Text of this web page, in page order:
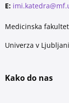
E:
Medicinska
Univerza v Ljubljani
Kako do nas